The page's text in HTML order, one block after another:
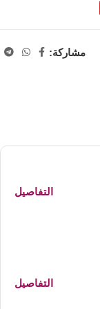
مشاركة:
التفاصيل
التفاصيل